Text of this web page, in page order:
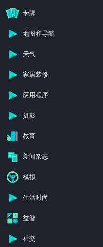
卡牌
地图和导航
天气
家居装修
应用程序
摄影
教育
新闻杂志
模拟
生活时尚
益智
社交